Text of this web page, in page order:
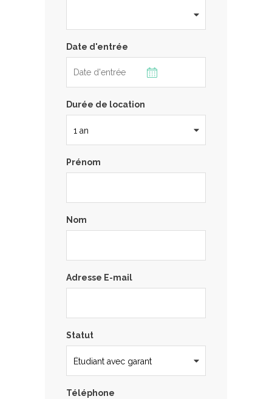
Date d'entrée
Durée de location
Prénom
Nom
Adresse E-mail
Statut
Téléphone